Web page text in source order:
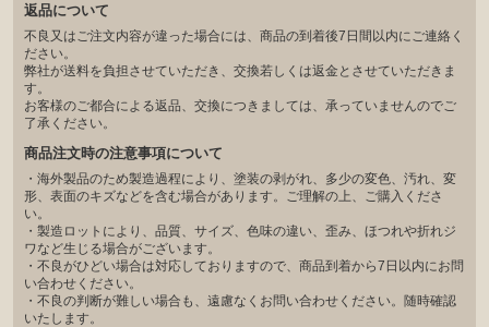
返品について
不良又はご注文内容が違った場合には、商品の到着後7日間以内にご連絡く
ださい。
弊社が送料を負担させていただき、交換若しくは返金とさせていただきま
す。
お客様のご都合による返品、交換につきましては、承っていませんのでご
了承ください。
商品注文時の注意事項について
・海外製品のため製造過程により、塗装の剥がれ、多少の変色、汚れ、変
形、表面のキズなどを含む場合があります。ご理解の上、ご購入くださ
い。
・製造ロットにより、品質、サイズ、色味の違い、歪み、ほつれや折れジ
ワなど生じる場合がございます。
・不良がひどい場合は対応しておりますので、商品到着から7日以内にお問
い合わせください。
・不良の判断が難しい場合も、遠慮なくお問い合わせください。随時確認
いたします。